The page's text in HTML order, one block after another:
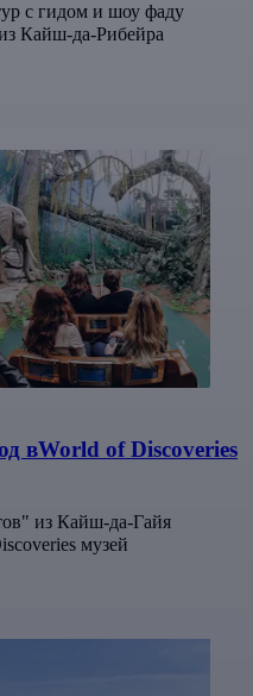
с гидом и шоу фаду
Кайш-да-Рибейра
вWorld of Discoveries
из Кайш-да-Гайя
музей